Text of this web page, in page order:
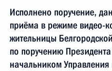
Исполнено поручение,
приёма в режиме видео-
жительницы
по поручению
начальником